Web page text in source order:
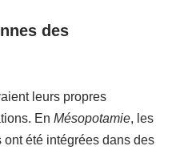
des
leurs propres
En Mésopotamie, les
été intégrées dans des